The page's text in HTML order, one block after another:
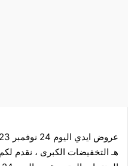
عروض ايدي
هـ التخفيضات الكبرى ، نقدم